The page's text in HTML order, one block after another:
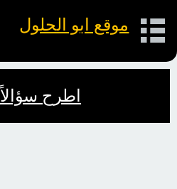
موقع ابو الحلول
اطرح سؤالاً